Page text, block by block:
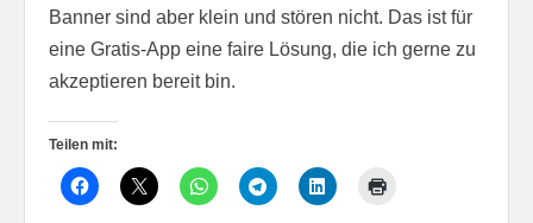
Banner sind aber klein und stören nicht. Das ist für
eine Gratis-App eine faire Lösung, die ich gerne zu
akzeptieren bereit bin.
Teilen mit: